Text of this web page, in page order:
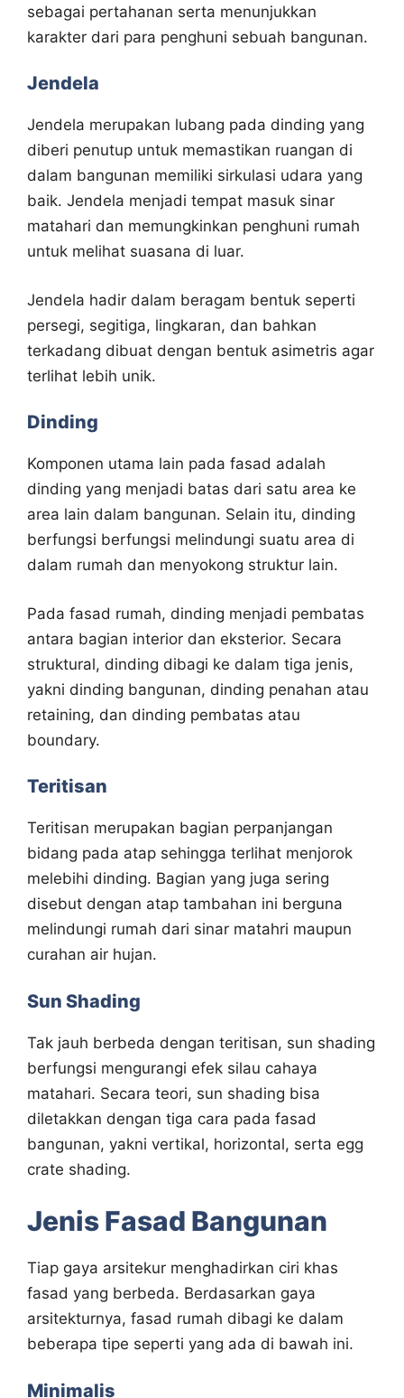
sebagai pertahanan serta menunjukkan
karakter dari para penghuni sebuah bangunan.
Jendela
Jendela merupakan lubang pada dinding yang
diberi penutup untuk memastikan ruangan di
dalam bangunan memiliki sirkulasi udara yang
baik. Jendela menjadi tempat masuk sinar
matahari dan memungkinkan penghuni rumah
untuk melihat suasana di luar.
Jendela hadir dalam beragam bentuk seperti
persegi, segitiga, lingkaran, dan bahkan
terkadang dibuat dengan bentuk asimetris agar
terlihat lebih unik.
Dinding
Komponen utama lain pada fasad adalah
dinding yang menjadi batas dari satu area ke
area lain dalam bangunan. Selain itu, dinding
berfungsi berfungsi melindungi suatu area di
dalam rumah dan menyokong struktur lain.
Pada fasad rumah, dinding menjadi pembatas
antara bagian interior dan eksterior. Secara
struktural, dinding dibagi ke dalam tiga jenis,
yakni dinding bangunan, dinding penahan atau
retaining, dan dinding pembatas atau
boundary.
Teritisan
Teritisan merupakan bagian perpanjangan
bidang pada atap sehingga terlihat menjorok
melebihi dinding. Bagian yang juga sering
disebut dengan atap tambahan ini berguna
melindungi rumah dari sinar matahri maupun
curahan air hujan.
Sun Shading
Tak jauh berbeda dengan teritisan, sun shading
berfungsi mengurangi efek silau cahaya
matahari. Secara teori, sun shading bisa
diletakkan dengan tiga cara pada fasad
bangunan, yakni vertikal, horizontal, serta egg
crate shading.
Jenis Fasad Bangunan
Tiap gaya arsitekur menghadirkan ciri khas
fasad yang berbeda. Berdasarkan gaya
arsitekturnya, fasad rumah dibagi ke dalam
beberapa tipe seperti yang ada di bawah ini.
Minimalis